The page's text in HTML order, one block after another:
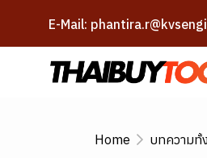
E-Mail:
Home บทความทั้